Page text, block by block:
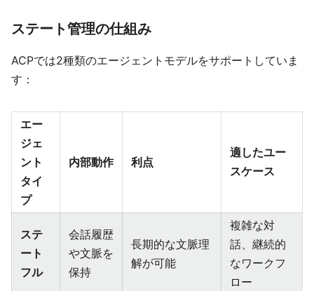
ステート管理の仕組み
ACPでは2種類のエージェントモデルをサポートしていま
す：
エー
ジェ
ント
タイ
プ
内部動作 利点
適したユー
スケース
ステ
ート
フル
会話履歴
や文脈を
保持
長期的な文脈理
解が可能
複雑な対
話、継続的
なワークフ
ロー